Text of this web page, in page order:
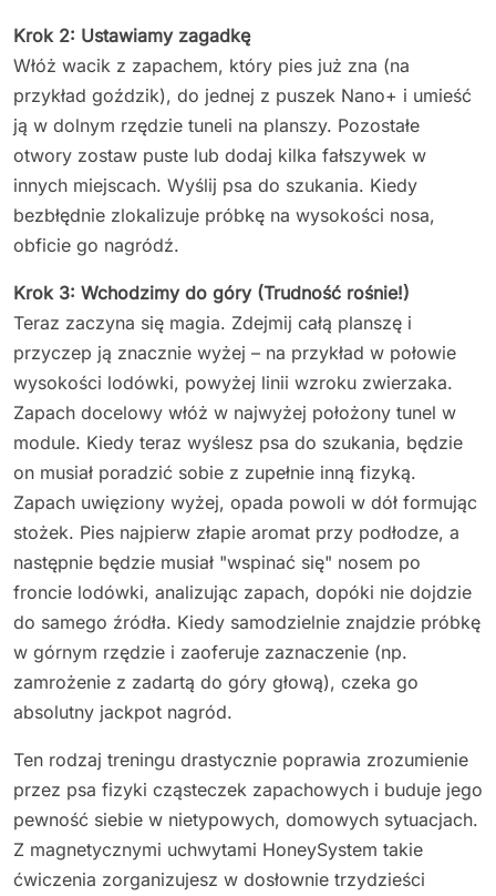
Krok 2: Ustawiamy zagadkę
Włóż wacik z zapachem, który pies już zna (na
przykład goździk), do jednej z puszek Nano+ i umieść
ją w dolnym rzędzie tuneli na planszy. Pozostałe
otwory zostaw puste lub dodaj kilka fałszywek w
innych miejscach. Wyślij psa do szukania. Kiedy
bezbłędnie zlokalizuje próbkę na wysokości nosa,
obficie go nagródź.
Krok 3: Wchodzimy do góry (Trudność rośnie!)
Teraz zaczyna się magia. Zdejmij całą planszę i
przyczep ją znacznie wyżej – na przykład w połowie
wysokości lodówki, powyżej linii wzroku zwierzaka.
Zapach docelowy włóż w najwyżej położony tunel w
module. Kiedy teraz wyślesz psa do szukania, będzie
on musiał poradzić sobie z zupełnie inną fizyką.
Zapach uwięziony wyżej, opada powoli w dół formując
stożek. Pies najpierw złapie aromat przy podłodze, a
następnie będzie musiał "wspinać się" nosem po
froncie lodówki, analizując zapach, dopóki nie dojdzie
do samego źródła. Kiedy samodzielnie znajdzie próbkę
w górnym rzędzie i zaoferuje zaznaczenie (np.
zamrożenie z zadartą do góry głową), czeka go
absolutny jackpot nagród.
Ten rodzaj treningu drastycznie poprawia zrozumienie
przez psa fizyki cząsteczek zapachowych i buduje jego
pewność siebie w nietypowych, domowych sytuacjach.
Z magnetycznymi uchwytami HoneySystem takie
ćwiczenia zorganizujesz w dosłownie trzydzieści